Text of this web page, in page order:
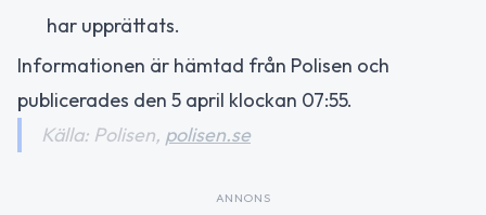
har upprättats.
Informationen är hämtad från Polisen och
publicerades den 5 april klockan 07:55.
Källa: Polisen, polisen.se
ANNONS